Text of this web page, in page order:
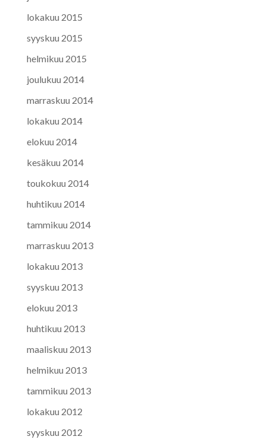
lokakuu 2015
syyskuu 2015
helmikuu 2015
joulukuu 2014
marraskuu 2014
lokakuu 2014
elokuu 2014
kesäkuu 2014
toukokuu 2014
huhtikuu 2014
tammikuu 2014
marraskuu 2013
lokakuu 2013
syyskuu 2013
elokuu 2013
huhtikuu 2013
maaliskuu 2013
helmikuu 2013
tammikuu 2013
lokakuu 2012
syyskuu 2012